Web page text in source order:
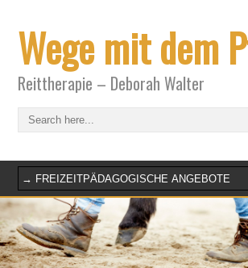
Wege mit dem
Reittherapie – Deborah Walter